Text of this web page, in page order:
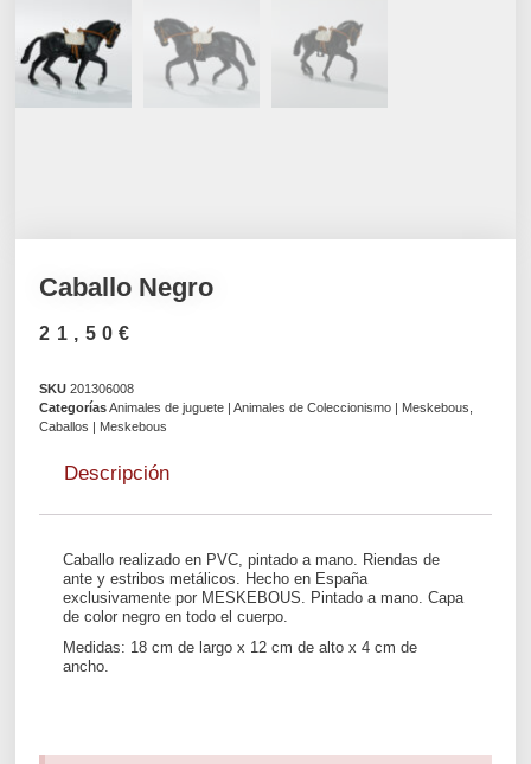
Caballo Negro
21,50€
SKU201306008
Categorías Animales de juguete | Animales de Coleccionismo | Meskebous
Caballos | Meskebous
Descripción
Caballo realizado en PVC, pintado a mano. Riendas de
ante y estribos metálicos. Hecho en España
exclusivamente por MESKEBOUS. Pintado a mano. Capa
de color negro en todo el cuerpo.
Medidas: 18 cm de largo x 12 cm de alto x 4 cm de
ancho.